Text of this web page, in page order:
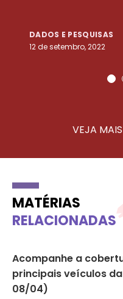
DADOS E PESQUISAS
12 de setembro, 2022
VEJA
MATÉRIAS
RELACIONADAS
Acompanhe a
principais veículos
08/04)